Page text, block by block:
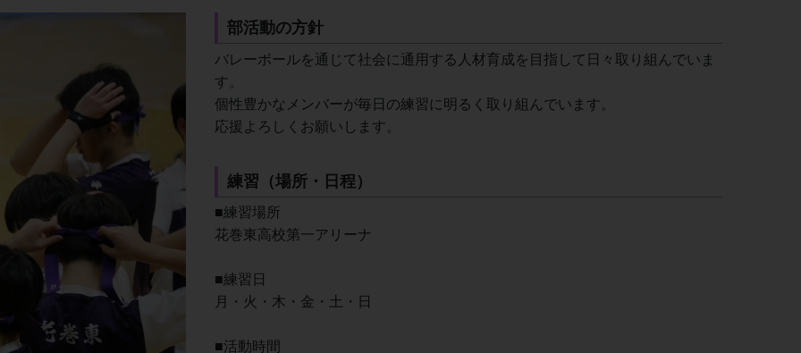
部活動の方針
バレーボールを通じて社会に通用する人材育成を目指して日々取り組んでいま
す。
個性豊かなメンバーが毎日の練習に明るく取り組んでいます。
応援よろしくお願いします。
練習（場所・日程）
■練習場所
花巻東高校第一アリーナ
■練習日
月・火・木・金・土・日
■活動時間